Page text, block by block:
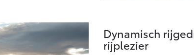
Dynamisch
rijplezier